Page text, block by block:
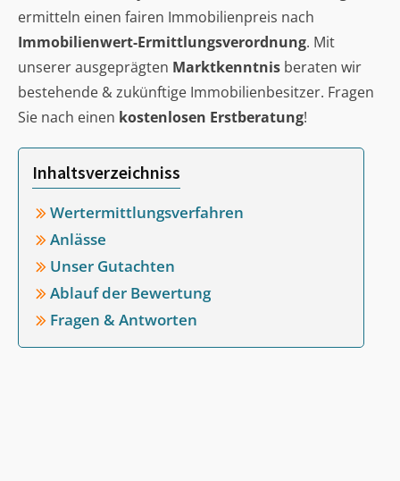
ermitteln einen fairen Immobilienpreis nach
Immobilienwert-Ermittlungsverordnung. Mit
unserer ausgeprägten Marktkenntnis beraten wir
bestehende & zukünftige Immobilienbesitzer. Fragen
Sie nach einen kostenlosen Erstberatung!
Inhaltsverzeichniss
Wertermittlungsverfahren
Anlässe
Unser Gutachten
Ablauf der Bewertung
Fragen & Antworten